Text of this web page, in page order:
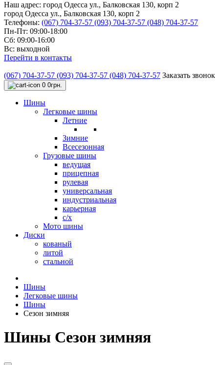
Наш адрес: город Одесса ул., Балковская 130, корп 2
город Одесса ул., Балковская 130, корп 2
Телефоны: (067) 704-37-57 (093) 704-37-57 (048) 704-37-57
Пн-Пт: 09:00-18:00
Сб: 09:00-16:00
Вс: выходной
Перейти в контакты
(067) 704-37-57 (093) 704-37-57 (048) 704-37-57 Заказать звонок
0 0грн.
Шины
Легковые шины
Летние
Зимние
Всесезонная
Грузовые шины
ведущая
прицепная
рулевая
универсальная
индустриальная
карьерная
с/х
Мото шины
Диски
кованый
литой
стальной
Шины
Легковые шины
Шины
Сезон зимняя
Шины Сезон зимняя